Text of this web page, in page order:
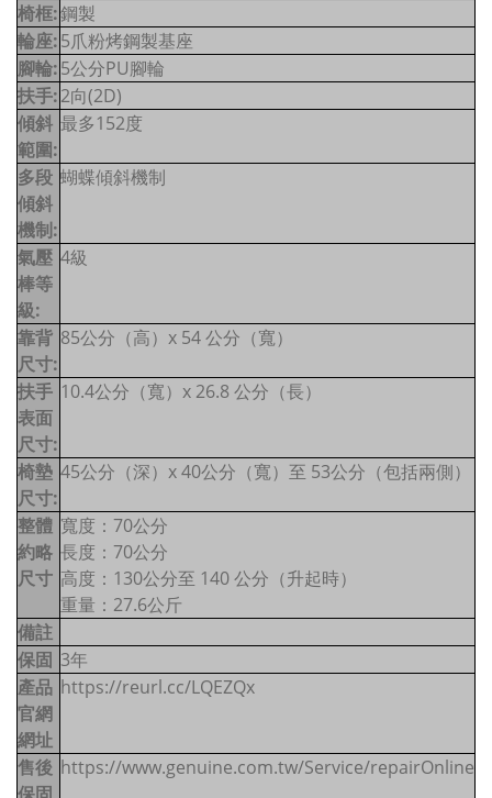
椅框:鋼製
輪座:5爪粉烤鋼製基座
腳輪:5公分PU腳輪
扶手:2向(2D)
傾斜
範圍:
最多152度
多段
傾斜
機制:
蝴蝶傾斜機制
氣壓
棒等
級:
4級
靠背
尺寸:
85公分（高）x 54 公分（寬）
扶手
表面
尺寸:
10.4公分（寬）x 26.8 公分（長）
椅墊
尺寸:
45公分（深）x 40公分（寬）至 53公分（包括兩側）
整體
約略
尺寸
寬度：70公分
長度：70公分
高度：130公分至 140 公分（升起時）
重量：27.6公斤
備註
保固 3年
產品
官網
網址
https://reurl.cc/LQEZQx
售後 https://www.genuine.com.tw/Service/repairOnline